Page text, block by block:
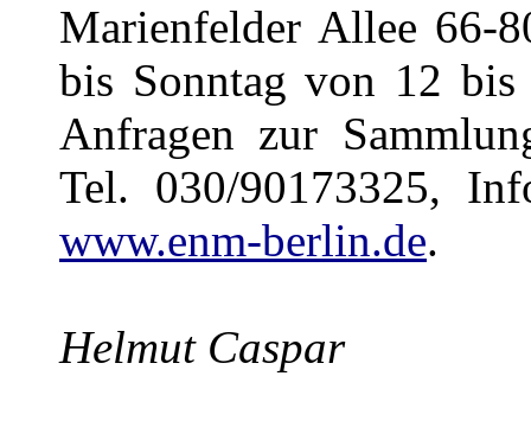
Marienfelder Allee 66-
bis Sonntag von 12
Anfragen zur
Tel. 030/90173325,
www.enm-berlin.de.
Helmut Caspar